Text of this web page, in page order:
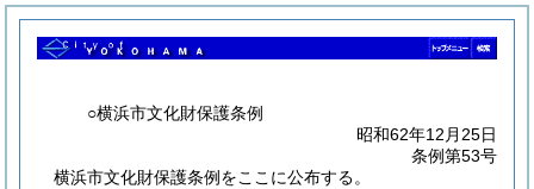
○横浜市文化財保護条例
昭和62年12月25日
条例第53号
横浜市文化財保護条例をここに公布する。